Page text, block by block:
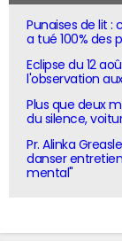
Punaises de lit
a tué 100% des
Eclipse du 12
l'observation
Plus que deux
du silence,
Pr. Alinka
danser
mental"